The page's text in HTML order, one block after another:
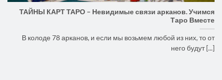
ТАЙНЫ КАРТ ТАРО – Невидимые связи арканов. Учимся
Таро Вместе
В колоде 78 арканов, и если мы возьмем любой из них, то от
него будут [...]